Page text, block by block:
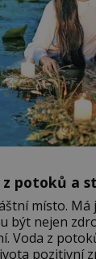
z potoků a
místo.
být nejen
Voda z
pozitivní